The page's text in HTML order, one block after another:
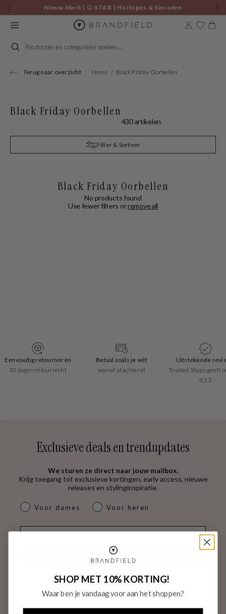
Skip to
content
Nieuw Merk | G-STAR | Horloges & Sieraden
Cart
Search
Terug naar overzicht Home Black Friday Oorbellen
Black Friday Oorbellen
430 artikelen
Filter & Sorteer
Black Friday Oorbellen
No products found
Use fewer filters orremove all
Eenvoudig retourneren
30 dagen retourrecht
Betaal zoals je wilt
vooraf of achteraf
Uitstekende
Trusted Shops geeft
4.53
Exclusieve deals en trendupdates
We sturen ze direct naar jouw mailbox.
Krijg toegang tot exclusieve kortingen, early access, nieuwe
releases en stylinginspiratie.
dames & heren
Voor dames Voor heren
E-mail
INSCHRIJVEN
privacybeleidvoor meer informatie over hoe wij jouw gegevens
verwerken. Je kan je op elk moment kosteloos uitschrijven.
SHOP MET 10% KORTING!
Waar ben je vandaag voor aan het shoppen?